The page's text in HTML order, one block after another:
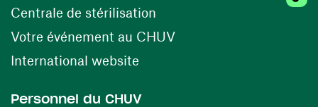
Centrale de stérilisation (ouvre une nouvelle
Votre événement au CHUV(ouvre une nouvelle
International website
Personnel du CHUV